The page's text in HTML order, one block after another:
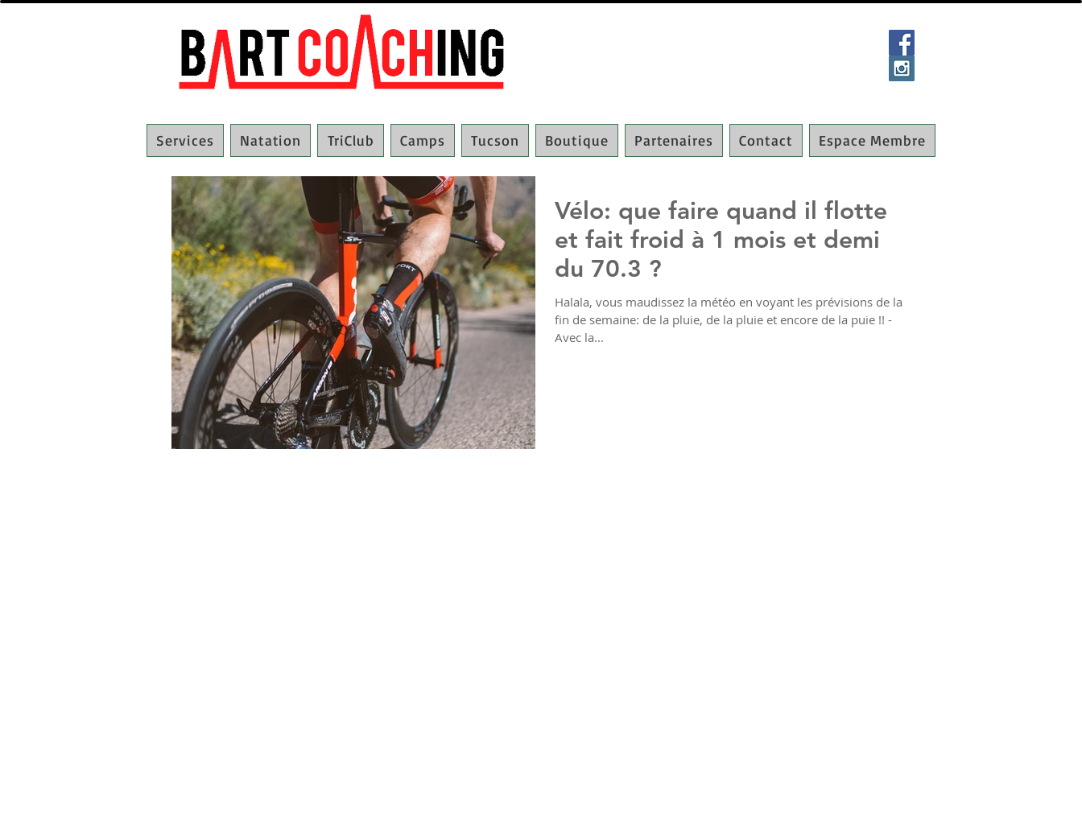
Services Natation TriClub Camps Tucson Boutique Partenaires Contact Espace Membre
Vélo: que faire quand il flotte
et fait froid à 1 mois et demi
du 70.3 ?
Halala, vous maudissez la météo en voyant les prévisions de la
fin de semaine: de la pluie, de la pluie et encore de la puie !! -
Avec la...